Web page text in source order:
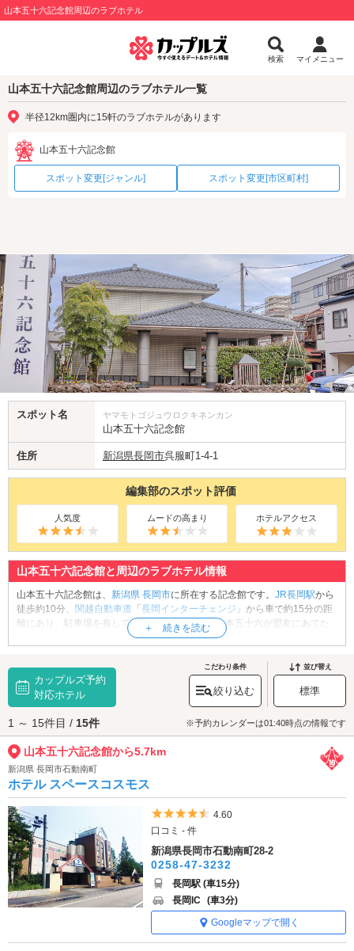
山本五十六記念館周辺のラブホテル
検索 マイメニュー
山本五十六記念館周辺のラブホテル一覧
半径12km圏内に15軒のラブホテルがあります
山本五十六記念館
スポット変更[ジャンル] スポット変更[市区町村]
スポット名 ヤマモトゴジュウロクキネンカン
山本五十六記念館
住所 新潟県長岡市呉服町1-4-1
編集部のスポット評価
人気度 ムードの高まり ホテルアクセス
山本五十六記念館と周辺のラブホテル情報
山本五十六記念館は、 新潟県 長岡市に所在する記念館です。 JR長岡駅から
徒歩約10分、 関越自動車道 「長岡インターチェンジ 」から車で約15分の距
離にあり、駐車場を有しています。館内では、山本五十六が盟友にあてた
手紙や、中村大三郎作の肖像画、山本五十六らが最後に搭乗した海軍一式
展示されています。また、記念館の周辺には、山本五十六の生家・高野家
があった地に整備された公園「
山本記念公園
」、山本五十六の遺品などを
展示している「如是蔵博物館」など、数々のゆかりのスポットがありま
す。こちらにもぜひ足をお運びください。
山本五十六記念館へは、
長岡市街エリアのラブホテルからもアクセスが便
利です。
カップルズ予約
対応ホテル
こだわり条件
絞り込む
並び替え
標準
1 ～ 15件目 / 15件 ※予約カレンダーは01:40時点の情報です
山本五十六記念館から5.7km
新潟県 長岡市石動南町
ホテル スペースコスモス
5つ星のうち4.5
4.60
口コミ - 件
新潟県長岡市石動南町28-2
0258-47-3232
長岡駅 (車15分)
長岡IC (車3分)
Googleマップで開く